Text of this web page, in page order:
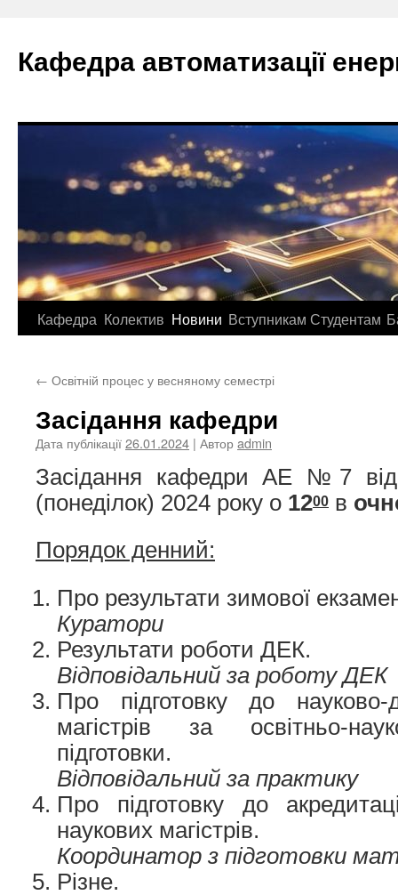
вмісту
Кафедра автоматизації
Кафедра Колектив Новини Вступникам Студентам
← Освітній процес у весняному семестрі
Засідання кафедри
Дата публікації26.01.2024 | Авторadmin
Засідання кафедри АЕ №7
(понеділок) 2024 року о 1200 в
Порядок денний:
Про результати зимової
Куратори
Результати роботи ДЕК.
Відповідальний за роботу ДЕК
Про підготовку до науково-
магістрів за освітньо-
підготовки.
Відповідальний за практику
Про підготовку до
наукових магістрів.
Координатор з підготовки
Різне.